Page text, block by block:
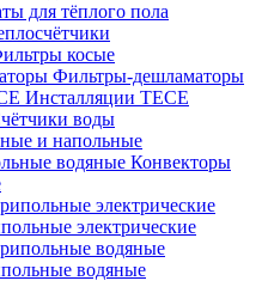
для тёплого пола
косые
Фильтры-дешламаторы
Инсталляции TECE
воды
и напольные
Конвекторы
электрические
водяные